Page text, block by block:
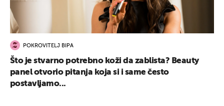
POKROVITELJ BIPA
Što je stvarno potrebno koži da zablista? Beauty
panel otvorio pitanja koja si i same često
postavljamo...